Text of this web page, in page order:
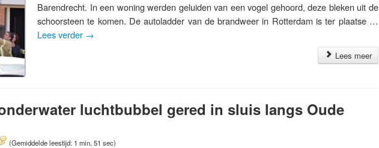
Barendrecht. In een woning werden geluiden van een vogel gehoord, deze bleken uit de
schoorsteen te komen. De autoladder van de brandweer in Rotterdam is ter plaatse …
Lees verder →
Lees meer
luchtbubbel gered in sluis langs Oude
(Gemiddelde leestijd: 1 min, 51 sec)